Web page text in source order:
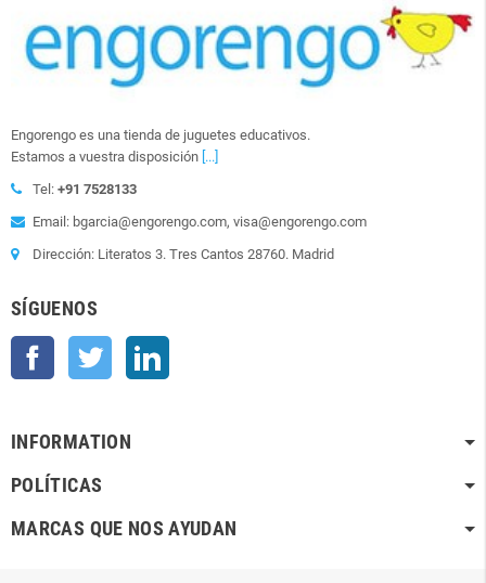
Engorengo es una tienda de juguetes educativos.
Estamos a vuestra disposición [...]
Tel: +91 7528133
Email: bgarcia@engorengo.com, visa@engorengo.com
Dirección: Literatos 3. Tres Cantos 28760. Madrid
SÍGUENOS
Facebook Twitter
INFORMATION
POLÍTICAS
MARCAS QUE NOS AYUDAN